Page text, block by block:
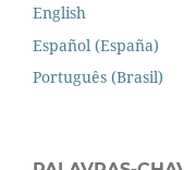
English
Español (España)
Português (Brasil)